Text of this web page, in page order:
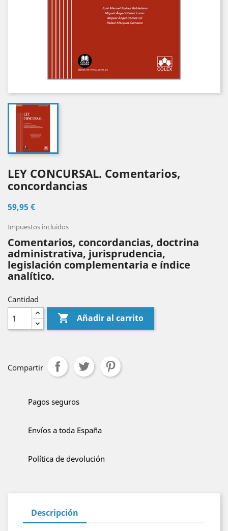
LEY CONCURSAL. Comentarios,
concordancias
59,95 €
Impuestos incluidos
Comentarios, concordancias, doctrina
administrativa, jurisprudencia,
legislación complementaria e índice
analítico.
Cantidad
 Añadir al carrito
Compartir
Pagos seguros
Envíos a toda España
Política de devolución
Descripción